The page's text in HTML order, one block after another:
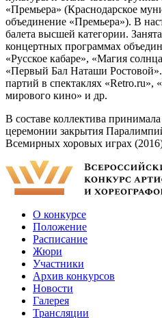
«Премьера» (Краснодарское
объединение «Премьера»). В
балета высшей категории.
концертных программах
«Русское кабаре», «Магия
«Первый Бал Наташи
партий в спектаклях
мирового кино» и др.
В составе коллектива
церемонии закрытия
Всемирных хоровых играх
О конкурсе
Положение
Расписание
Жюри
Участники
Архив конкурсов
Новости
Галерея
Трансляции